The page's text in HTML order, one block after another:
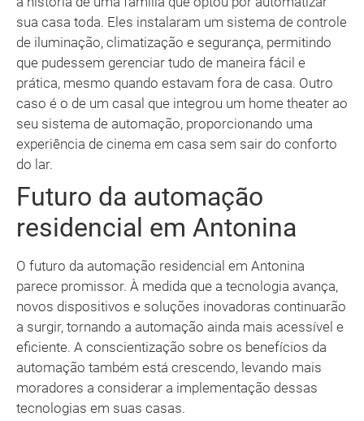
sua casa toda. Eles instalaram um sistema de controle
de iluminação, climatização e segurança, permitindo
que pudessem gerenciar tudo de maneira fácil e
prática, mesmo quando estavam fora de casa. Outro
caso é o de um casal que integrou um home theater ao
seu sistema de automação, proporcionando uma
experiência de cinema em casa sem sair do conforto
do lar.
Futuro da automação
residencial em Antonina
O futuro da automação residencial em Antonina
parece promissor. À medida que a tecnologia avança,
novos dispositivos e soluções inovadoras continuarão
a surgir, tornando a automação ainda mais acessível e
eficiente. A conscientização sobre os benefícios da
automação também está crescendo, levando mais
moradores a considerar a implementação dessas
tecnologias em suas casas.